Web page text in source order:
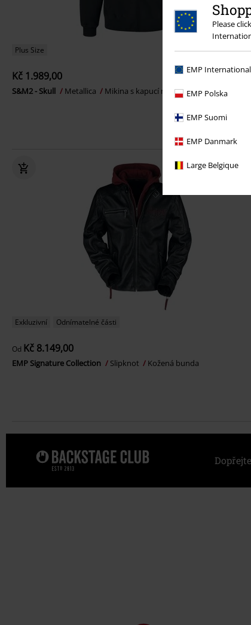
Please
EMP International
EMP Polska
EMP Suomi
EMP Danmark
Large Belgique
Plus Size
Kč 1.989,00
S&M2 - Skull Metallica Mikina s kapucí na zip
Exkluzivní Odnímatelné části
Od Kč 8.149,00
EMP Signature Collection Slipknot Kožená bunda